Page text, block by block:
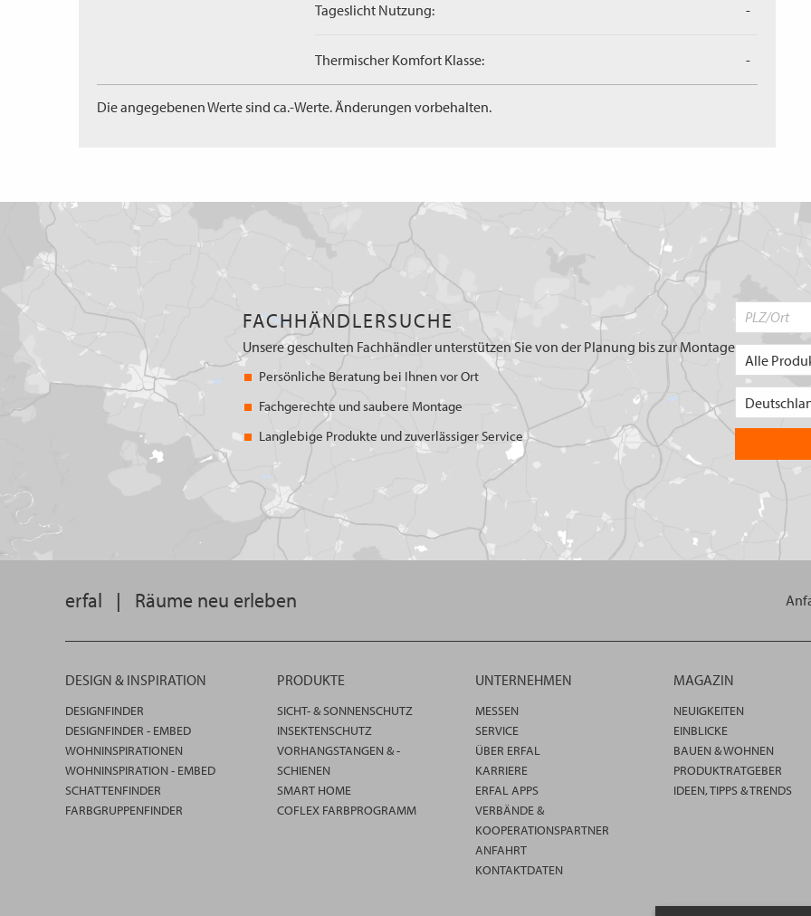
Tageslicht Nutzung: -
Thermischer Komfort Klasse: -
Die angegebenen Werte sind ca.-Werte. Änderungen vorbehalten.
FACHHÄNDLERSUCHE
Unsere geschulten Fachhändler unterstützen Sie von der Planung bis zur Montage
Persönliche Beratung bei Ihnen vor Ort
Fachgerechte und saubere Montage
Langlebige Produkte und zuverlässiger Service
erfal | Räume neu erleben
DESIGN & INSPIRATION
DESIGNFINDER
DESIGNFINDER - EMBED
WOHNINSPIRATIONEN
WOHNINSPIRATION - EMBED
SCHATTENFINDER
FARBGRUPPENFINDER
PRODUKTE
SICHT- & SONNENSCHUTZ
INSEKTENSCHUTZ
VORHANGSTANGEN & -
SCHIENEN
SMART HOME
COFLEX FARBPROGRAMM
UNTERNEHMEN
MESSEN
SERVICE
ÜBER ERFAL
KARRIERE
ERFAL APPS
VERBÄNDE &
KOOPERATIONSPARTNER
ANFAHRT
KONTAKTDATEN
MAGAZIN
NEUIGKEITEN
EINBLICKE
BAUEN & WOHNEN
PRODUKTRATGEBER
IDEEN, TIPPS & TRENDS